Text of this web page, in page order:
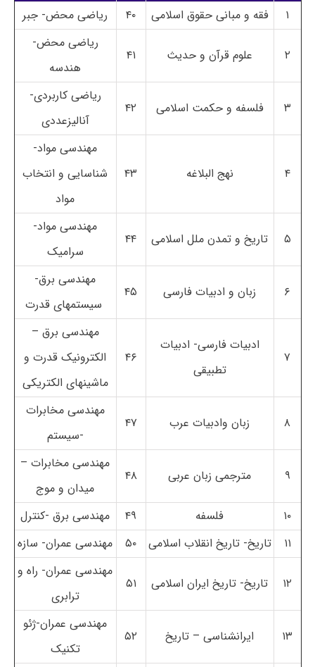
۱
فقه و مبانی حقوق اسلامی ۴۰ ریاضی محض- جبر
۲ علوم قرآن و حدیث ۴۱
ریاضی محض-
هندسه
۳ فلسفه و حکمت اسلامی ۴۲
ریاضی کاربردی-
آنالیزعددی
۴ نهج البلاغه ۴۳
مهندسی مواد-
شناسایی و انتخاب
مواد
۵ تاریخ و تمدن ملل اسلامی ۴۴
مهندسی مواد-
سرامیک
۶ زبان و ادبیات فارسی ۴۵
مهندسی برق-
سیستم­های قدرت
۷
ادبیات فارسی- ادبیات
تطبیقی
۴۶
مهندسی برق –
الکترونیک قدرت و
ماشینهای الکتریکی
۸ زبان وادبیات عرب ۴۷
مهندسی مخابرات
-سیستم
۹ مترجمی زبان عربی ۴۸
مهندسی مخابرات –
میدان و موج
۱۰
فلسفه ۴۹
مهندسی برق -کنترل
۱۱
تاریخ- تاریخ انقلاب اسلامی ۵۰ مهندسی عمران- سازه
۱۲ تاریخ- تاریخ ایران اسلامی ۵۱
مهندسی عمران- راه و
ترابری
۱۳ ایرانشناسی – تاریخ ۵۲
مهندسی عمران-ژئو
تکنیک